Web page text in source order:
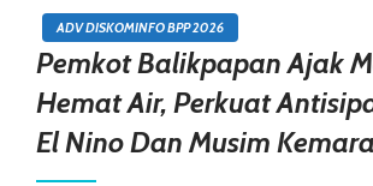
ADV DISKOMINFO BPP 2026
Pemkot Balikpapan Ajak
Hemat Air, Perkuat
El Nino Dan Musim